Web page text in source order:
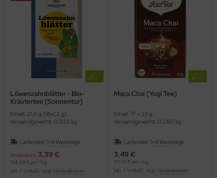
Löwenzahnblätter - Bio-
Kräutertee (Sonnentor)
Inhalt: 21,6 g (18x1,2 g)
Versandgewicht: 0,022 kg
Lieferzeit: 1-4 Werktage
Sonderpreis 3,39 €
154,09 € pro 1 kg
inkl. 7 % MwSt. zzgl. Versandkosten
Maca Chai (Yogi Tee)
Inhalt: 17 x 2,1 g
Versandgewicht: 0,050 kg
Lieferzeit: 1-4 Werktage
3,49 €
97,76 € pro 1 kg
inkl. 7 % MwSt. zzgl. Versandkosten